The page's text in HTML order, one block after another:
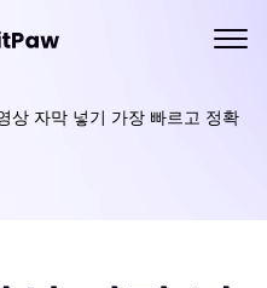
상 자막 넣기 가장 빠르고 정확